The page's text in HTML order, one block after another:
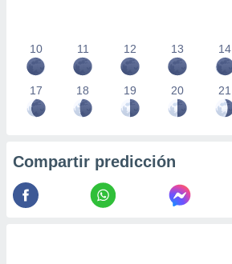
10 11 12 13 14
17 18 19 20 21
Compartir predicción